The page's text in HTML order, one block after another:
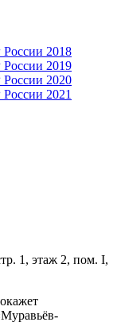
2018
2019
2020
2021
1, этаж 2, пом. I,